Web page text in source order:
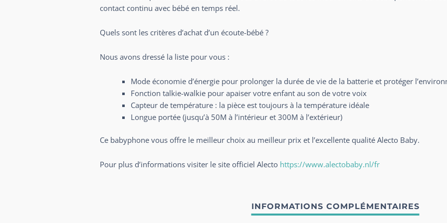
contact continu avec bébé en temps réel.
Quels sont les critères d’achat d’un écoute-bébé ?
Nous avons dressé la liste pour vous :
Mode économie d’énergie pour prolonger la durée de vie de la batterie et protéger
Fonction talkie-walkie pour apaiser votre enfant au son de votre voix
Capteur de température : la pièce est toujours à la température idéale
Longue portée (jusqu’à 50M à l’intérieur et 300M à l’extérieur)
Ce babyphone vous offre le meilleur choix au meilleur prix et l’excellente qualité Alecto Baby.
Pour plus d’informations visiter le site officiel Alecto https://www.alectobaby.nl/fr